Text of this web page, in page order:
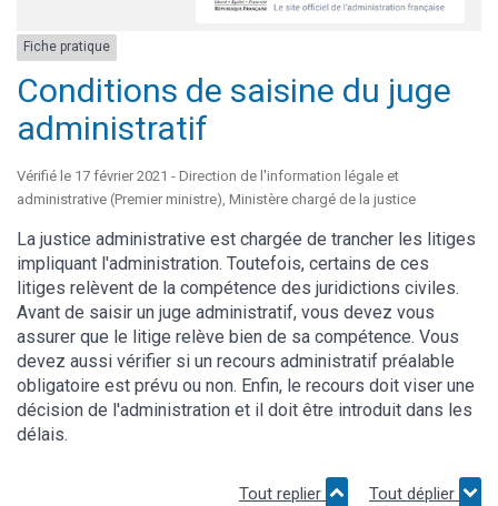
Fiche pratique
Conditions de saisine du juge
administratif
Vérifié le 17 février 2021 - Direction de l'information légale et
administrative (Premier ministre), Ministère chargé de la justice
La justice administrative est chargée de trancher les litiges
impliquant l'administration. Toutefois, certains de ces
litiges relèvent de la compétence des juridictions civiles.
Avant de saisir un juge administratif, vous devez vous
assurer que le litige relève bien de sa compétence. Vous
devez aussi vérifier si un recours administratif préalable
obligatoire est prévu ou non. Enfin, le recours doit viser une
décision de l'administration et il doit être introduit dans les
délais.
Tout replier Tout déplier